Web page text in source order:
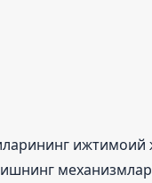
ижтимоий